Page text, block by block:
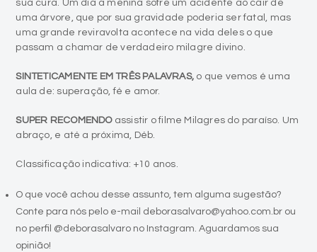
sua cura. Um dia a menina sofre um acidente ao cair de
uma árvore, que por sua gravidade poderia ser fatal, mas
uma grande reviravolta acontece na vida deles o que
passam a chamar de verdadeiro milagre divino.
SINTETICAMENTE EM TRÊS PALAVRAS, o que vemos é uma
aula de: superação, fé e amor.
SUPER RECOMENDO assistir o filme Milagres do paraíso. Um
abraço, e até a próxima, Déb.
Classificação indicativa: +10 anos.
O que você achou desse assunto, tem alguma sugestão?
Conte para nós pelo e-mail deborasalvaro@yahoo.com.br ou
no perfil @deborasalvaro no Instagram. Aguardamos sua
opinião!